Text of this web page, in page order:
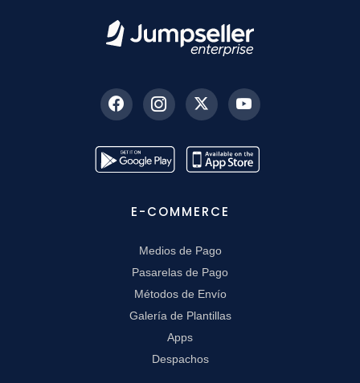
E-COMMERCE
Medios de Pago
Pasarelas de Pago
Métodos de Envío
Galería de Plantillas
Apps
Despachos